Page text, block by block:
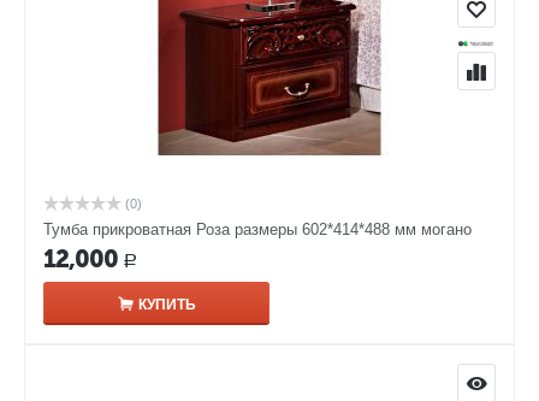
(0)
Тумба прикроватная Роза размеры 602*414*488 мм могано
12,000 Р
КУПИТЬ